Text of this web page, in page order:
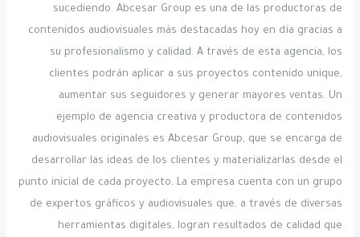
sucediendo. Abcesar Group es una de las productoras de
contenidos audiovisuales más destacadas hoy en día gracias a
su profesionalismo y calidad. A través de esta agencia, los
clientes podrán aplicar a sus proyectos contenido unique,
aumentar sus seguidores y generar mayores ventas. Un
ejemplo de agencia creativa y productora de contenidos
audiovisuales originales es Abcesar Group, que se encarga de
desarrollar las ideas de los clientes y materializarlas desde el
punto inicial de cada proyecto. La empresa cuenta con un grupo
de expertos gráficos y audiovisuales que, a través de diversas
herramientas digitales, logran resultados de calidad que